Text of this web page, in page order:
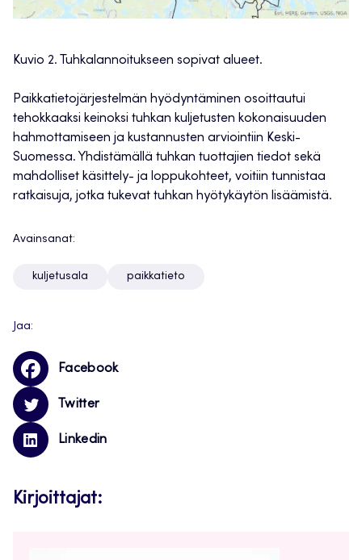
Kuvio 2. Tuhkalannoitukseen sopivat alueet.
Paikkatietojärjestelmän hyödyntäminen osoittautui
tehokkaaksi keinoksi tuhkan kuljetusten kokonaisuuden
hahmottamiseen ja kustannusten arviointiin Keski-
Suomessa. Yhdistämällä tuhkan tuottajien tiedot sekä
mahdolliset käsittely- ja loppukohteet, voitiin tunnistaa
ratkaisuja, jotka tukevat tuhkan hyötykäytön lisäämistä.
Avainsanat:
kuljetusala paikkatieto
Jaa:
Facebook
Twitter
Linkedin
Kirjoittajat: